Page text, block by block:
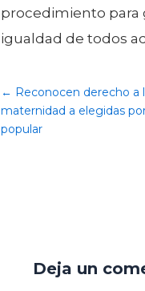
procedimiento para
igualdad de todos
← Reconocen derecho a
maternidad a elegidas
popular
Deja un